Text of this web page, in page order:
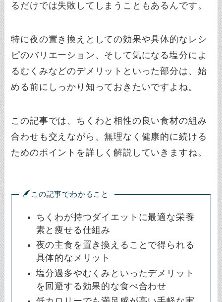
るだけでは失敗してしまうこともあるんです。
特に夜の置き換えとしての効果や具体的なレシ
ピのバリエーション、そして気になる塩分によ
るむくみなどのデメリットといった部分は、始
める前にしっかり知っておきたいですよね。
この記事では、ちくわと相性の良い食材の組み
合わせも交えながら、無理なく健康的に続ける
ためのポイントを詳しく解説していきますね。
この記事でわかること
ちくわが持つダイエットに最適な栄養
素と痩せる仕組み
夜の主食を置き換えることで得られる
具体的なメリット
塩分過多やむくみといったデメリット
を回避する効果的な食べ合わせ